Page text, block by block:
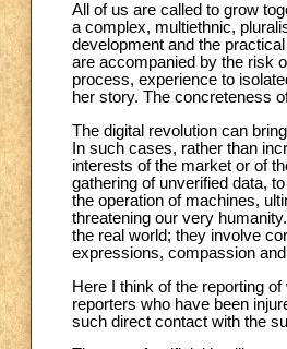
All of us are called to grow
a complex, multiethnic,
development and the
are accompanied by the risk
process, experience to
her story. The concreteness
The digital revolution can
In such cases, rather than
interests of the market or of
gathering of unverified data,
the operation of machines,
threatening our very
the real world; they involve
expressions, compassion
Here I think of the reporting
reporters who have been
such direct contact with the